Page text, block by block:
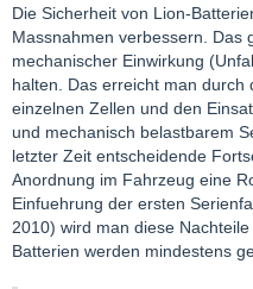
Die Sicherheit von Lion-
Massnahmen verbessern. Das
mechanischer Einwirkung
halten. Das erreicht man durch
einzelnen Zellen und den
und mechanisch belastbarem
letzter Zeit entscheidende
Anordnung im Fahrzeug eine
Einfuehrung der ersten
2010) wird man diese
Batterien werden mindestens